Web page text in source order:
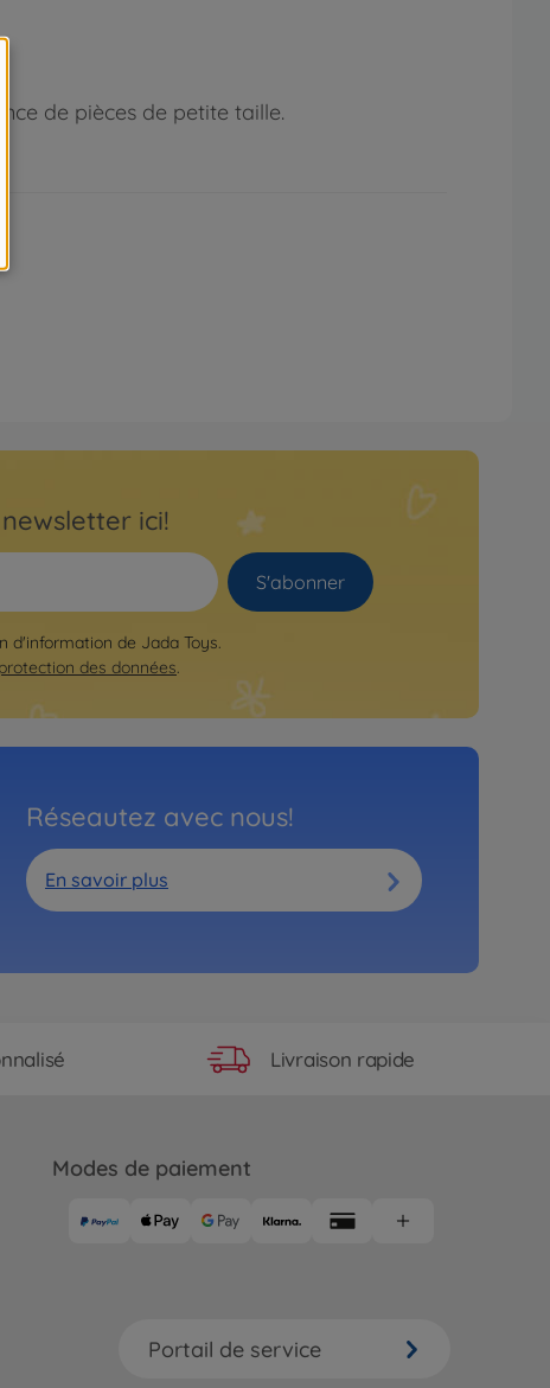
de pièces de petite taille.
ici!
S'abonner
d'information de Jada Toys.
protection des données.
Réseautez avec nous!
En savoir plus
Livraison rapide
Modes de paiement
Portail de service